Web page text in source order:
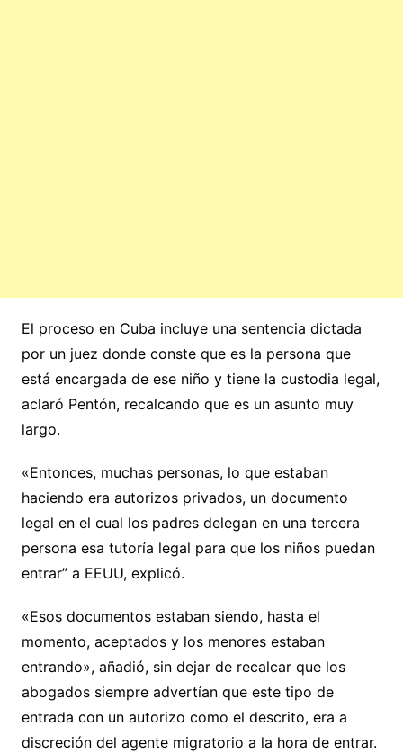
El proceso en Cuba incluye una sentencia dictada
por un juez donde conste que es la persona que
está encargada de ese niño y tiene la custodia legal,
aclaró Pentón, recalcando que es un asunto muy
largo.
«Entonces, muchas personas, lo que estaban
haciendo era autorizos privados, un documento
legal en el cual los padres delegan en una tercera
persona esa tutoría legal para que los niños puedan
entrar” a EEUU, explicó.
«Esos documentos estaban siendo, hasta el
momento, aceptados y los menores estaban
entrando», añadió, sin dejar de recalcar que los
abogados siempre advertían que este tipo de
entrada con un autorizo como el descrito, era a
discreción del agente migratorio a la hora de entrar.